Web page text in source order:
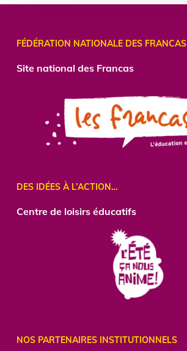
FÉDÉRATION NATIONALE DES FRANCAS
Site national des Francas
DES IDÉES À L’ACTION…
Centrede loisirs éducatifs
NOS PARTENAIRES INSTITUTIONNELS